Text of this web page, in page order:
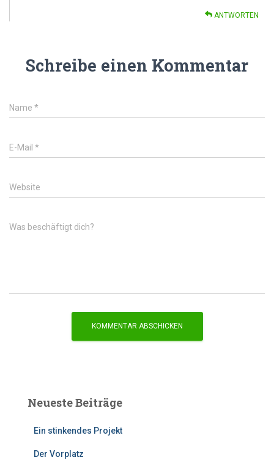
ANTWORTEN
Schreibe einen Kommentar
Name *
E-Mail *
Website
Was beschäftigt dich?
Neueste Beiträge
Ein stinkendes Projekt
Der Vorplatz